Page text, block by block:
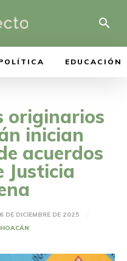
EDUCACIÓN
originarios
inician
acuerdos
Justicia
6 DE DICIEMBRE DE 2025